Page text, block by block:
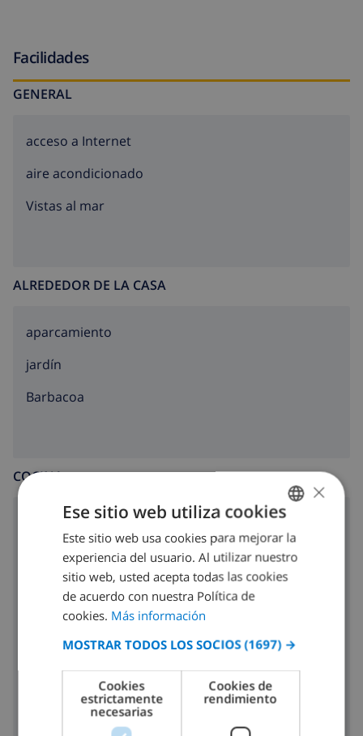
Facilidades
GENERAL
acceso a Internet
aire acondicionado
Vistas al mar
ALREDEDOR DE LA CASA
aparcamiento
jardín
barbacoa
COCINA
placa de cocina con 4 hornillos
horno
microondas
nevera
lavavajillas
SPANISH
DUTCH
FRENCH
GERMAN
CATALAN
ITALIAN
DANISH
×
Ese sitio web utiliza cookies
Este sitio web usa cookies para mejorar la
experiencia del usuario. Al utilizar nuestro
sitio web, usted acepta todas las cookies
de acuerdo con nuestra Política de
cookies. Más información
MOSTRAR TODOS LOS SOCIOS (1697) →
Cookies
estrictamente
necesarias
Cookies de
rendimiento